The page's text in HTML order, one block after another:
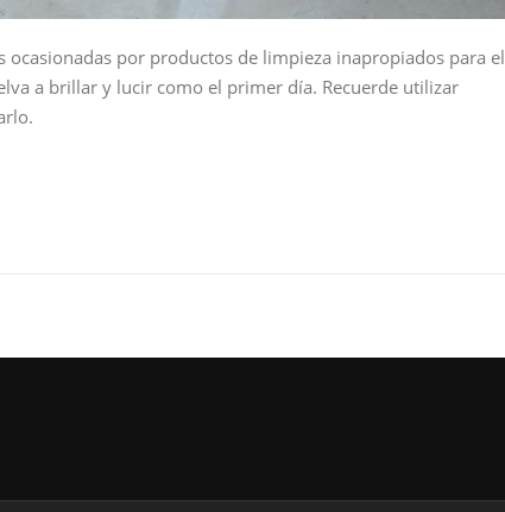
por productos de limpieza inapropiados para el
a brillar y lucir como el primer día. Recuerde utilizar